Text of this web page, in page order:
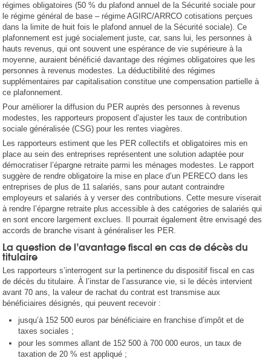
régimes obligatoires (50 % du plafond annuel de la Sécurité sociale pour
le régime général de base – régime AGIRC/ARRCO cotisations perçues
dans la limite de huit fois le plafond annuel de la Sécurité sociale). Ce
plafonnement est jugé socialement juste, car, sans lui, les personnes à
hauts revenus, qui ont souvent une espérance de vie supérieure à la
moyenne, auraient bénéficié davantage des régimes obligatoires que les
personnes à revenus modestes. La déductibilité des régimes
supplémentaires par capitalisation constitue une compensation partielle à
ce plafonnement.
Pour améliorer la diffusion du PER auprès des personnes à revenus
modestes, les rapporteurs proposent d’ajuster les taux de contribution
sociale généralisée (CSG) pour les rentes viagères.
Les rapporteurs estiment que les PER collectifs et obligatoires mis en
place au sein des entreprises représentent une solution adaptée pour
démocratiser l’épargne retraite parmi les ménages modestes. Le rapport
suggère de rendre obligatoire la mise en place d’un PERECO dans les
entreprises de plus de 11 salariés, sans pour autant contraindre
employeurs et salariés à y verser des contributions. Cette mesure viserait
à rendre l’épargne retraite plus accessible à des catégories de salariés qui
en sont encore largement exclues. Il pourrait également être envisagé des
accords de branche visant à généraliser les PER.
La question de l’avantage fiscal en cas de décès du
titulaire
Les rapporteurs s’interrogent sur la pertinence du dispositif fiscal en cas
de décès du titulaire. À l’instar de l’assurance vie, si le décès intervient
avant 70 ans, la valeur de rachat du contrat est transmise aux
bénéficiaires désignés, qui peuvent recevoir :
jusqu’à 152 500 euros par bénéficiaire en franchise d’impôt et de
taxes sociales ;
pour les sommes allant de 152 500 à 700 000 euros, un taux de
taxation de 20 % est appliqué ;